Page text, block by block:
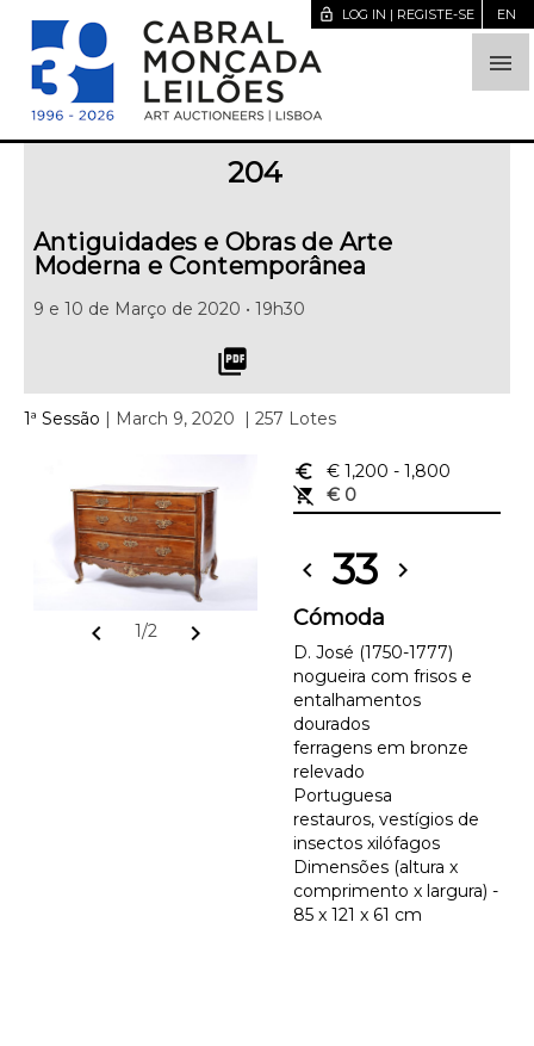

lock_open LOG IN | REGISTE-SE EN
204
Antiguidades e Obras de Arte
Moderna e Contemporânea
9 e 10 de Março de 2020 • 19h30
picture_as_pdf
1ª Sessão | March 9, 2020 | 257 Lotes
chevron_left 1/2 chevron_right
euro_symbol € 1,200 - 1,800
remove_shopping_cart
€ 0
chevron_left 33 chevron_right
Cómoda
D. José (1750-1777)
nogueira com frisos e
entalhamentos
dourados
ferragens em bronze
relevado
Portuguesa
restauros, vestígios de
insectos xilófagos
Dimensões (altura x
comprimento x largura) -
85 x 121 x 61 cm